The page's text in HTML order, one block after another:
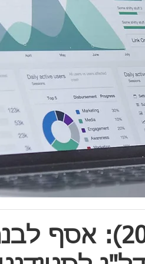
ארכיון כלכליסט (2013): אסף